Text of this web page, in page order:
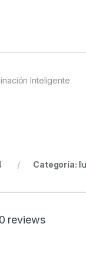
Inteligente
Categoría:
reviews